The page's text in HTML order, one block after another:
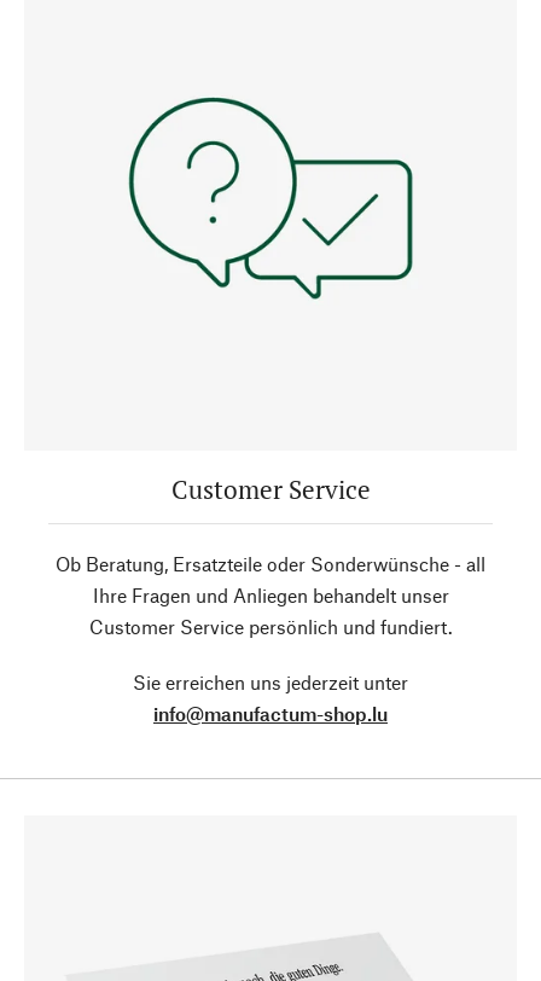
Customer Service
Ob Beratung, Ersatzteile oder Sonderwünsche - all
Ihre Fragen und Anliegen behandelt unser
Customer Service persönlich und fundiert.
Sie erreichen uns jederzeit unter
info@manufactum-shop.lu